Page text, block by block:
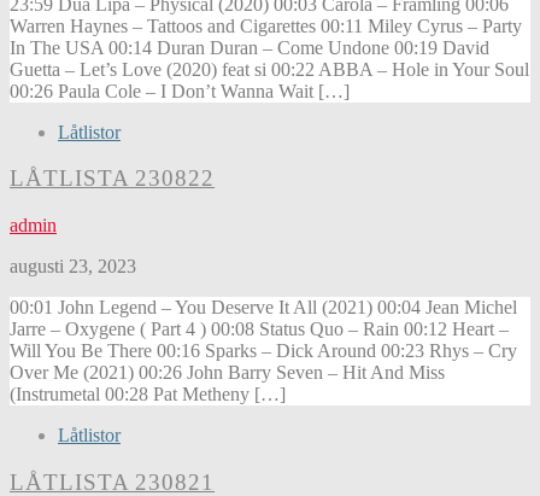
Warren Haynes – Tattoos and Cigarettes 00:11 Miley Cyrus – Party
In The USA 00:14 Duran Duran – Come Undone 00:19 David
Guetta – Let’s Love (2020) feat si 00:22 ABBA – Hole in Your Soul
00:26 Paula Cole – I Don’t Wanna Wait […]
Låtlistor
LÅTLISTA 230822
admin
augusti 23, 2023
00:01 John Legend – You Deserve It All (2021) 00:04 Jean Michel
Jarre – Oxygene ( Part 4 ) 00:08 Status Quo – Rain 00:12 Heart –
Will You Be There 00:16 Sparks – Dick Around 00:23 Rhys – Cry
Over Me (2021) 00:26 John Barry Seven – Hit And Miss
(Instrumetal 00:28 Pat Metheny […]
Låtlistor
LÅTLISTA 230821